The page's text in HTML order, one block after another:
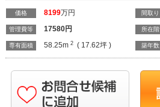
価格 8199万円
管理費等 17580円
専有面積 58.25m2 ( 17.62坪 )
間取り
所在階
築年数